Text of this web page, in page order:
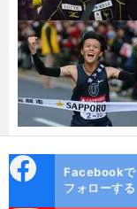
ok
Facebookで
フォローする